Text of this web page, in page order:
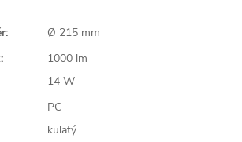
Ø 215 mm
1000 lm
14 W
PC
kulatý